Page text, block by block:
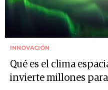
INNOVACIÓN
Qué es el clima
invierte millones